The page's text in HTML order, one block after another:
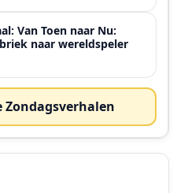
Van Toen naar Nu:
naar wereldspeler